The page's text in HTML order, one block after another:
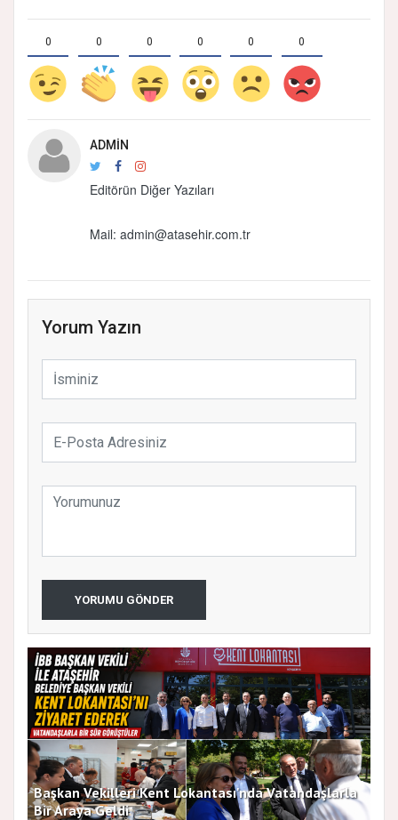
0 0 0 0 0 0
ADMIN
Editörün Diğer Yazıları
Mail: admin@atasehir.com.tr
Yorum Yazın
YORUMU GÖNDER
Başkan Vekilleri Kent Lokantası'nda Vatandaşlarla
Bir Araya Geldi